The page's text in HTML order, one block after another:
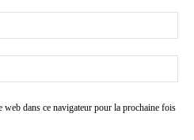
:*
:
web dans ce navigateur pour la prochaine fois